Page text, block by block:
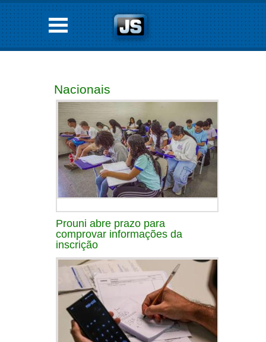
Nacionais
Prouni abre prazo para
comprovar informações da
inscrição